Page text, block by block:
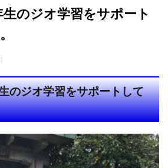
のジオ学習をサポート
のジオ学習をサポートして